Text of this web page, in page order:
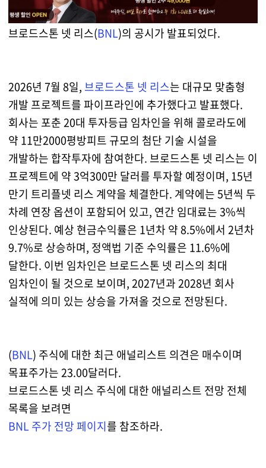
브로드스톤 넷 리스(BNL)의 공시가 발표되었다.
2026년 7월 8일, 브로드스톤 넷 리스는 대규모 맞춤형
개발 프로젝트를 파이프라인에 추가했다고 발표했다.
회사는 포춘 20대 투자등급 임차인을 위해 콜로라도에
약 11만2000평방피트 규모의 첨단 기술 시설을
개발하는 합작투자에 참여한다. 브로드스톤 넷 리스는 이
프로젝트에 약 3억300만 달러를 투자할 예정이며, 15년
만기 트리플넷 리스 계약을 체결한다. 계약에는 5년씩 두
차례 연장 옵션이 포함되어 있고, 연간 임대료는 3%씩
인상된다. 예상 현금수익률은 1년차 약 8.5%에서 2년차
9.7%로 상승하며, 정액법 기준 수익률은 11.6%에
달한다. 이번 임차인은 브로드스톤 넷 리스의 최대
임차인이 될 것으로 보이며, 2027년과 2028년 회사
실적에 의미 있는 상승을 가져올 것으로 전망된다.
(BNL) 주식에 대한 최근 애널리스트 의견은 매수이며
목표주가는 23.00달러다.
브로드스톤 넷 리스 주식에 대한 애널리스트 전망 전체
목록을 보려면
BNL주가 전망 페이지를 참조하라.